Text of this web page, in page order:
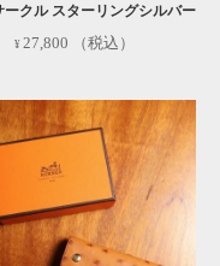
ークル スターリングシルバー
27,800 （税込）